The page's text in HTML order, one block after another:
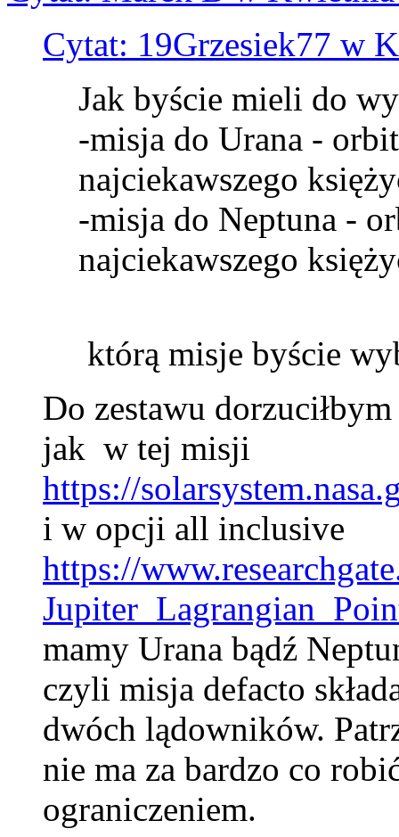
Cytat: 19Grzesiek77 w
Jak byście mieli do
-misja do Urana -
najciekawszego
-misja do Neptuna -
najciekawszego
którą misje byście
Do zestawu
jak w tej misji
https://
i w opcji all inclusive
https://
mamy Urana bądź
czyli misja defacto
dwóch lądowników.
nie ma za bardzo co
ograniczeniem.